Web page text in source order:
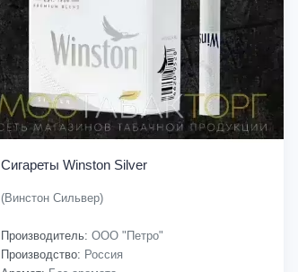
Сигареты Winston Silver
(Винстон Сильвер)
Производитель: ООО "Петро"
Производство: Россия